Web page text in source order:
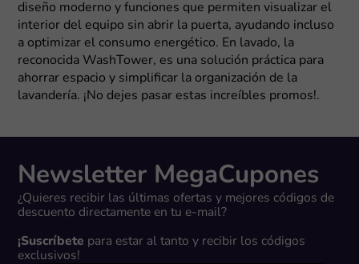
diseño moderno y funciones que permiten visualizar el
interior del equipo sin abrir la puerta, ayudando incluso
a optimizar el consumo energético. En lavado, la
reconocida WashTower, es una solución práctica para
ahorrar espacio y simplificar la organización de la
lavandería. ¡No dejes pasar estas increíbles promos!.
Newsletter MegaCupones
¿Quieres recibir las últimas ofertas y mejores códigos de
descuento directamente en tu e-mail?
¡Suscríbete para estar al tanto y recibir los códigos
exclusivos!